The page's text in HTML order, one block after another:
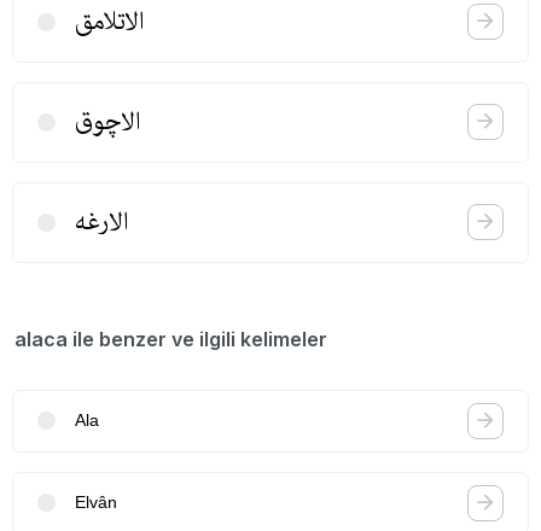
الاتلامق
الاچوق
الارغه
alaca ile benzer ve ilgili kelimeler
Ala
Elvân